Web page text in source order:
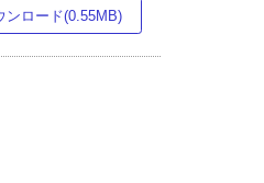
ンロード(0.55MB)